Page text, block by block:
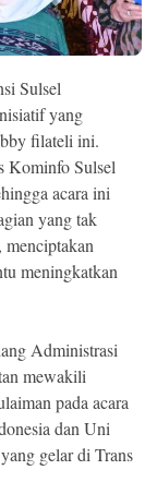
Sulsel
yang
filateli ini.
Kominfo Sulsel
acara ini
yang tak
menciptakan
meningkatkan
Administrasi
mewakili
pada acara
dan Uni
gelar di Trans